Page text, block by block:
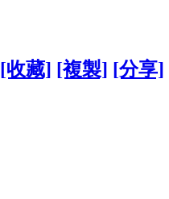
[收藏] [複製] [分享]